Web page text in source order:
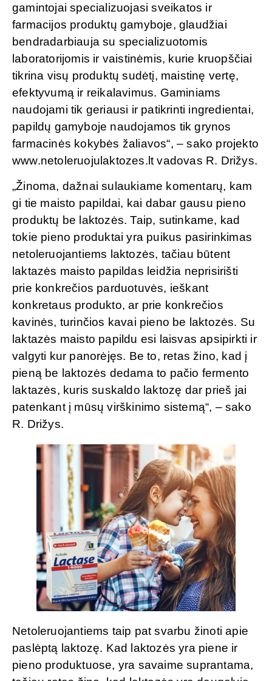
gamintojai specializuojasi sveikatos ir
farmacijos produktų gamyboje, glaudžiai
bendradarbiauja su specializuotomis
laboratorijomis ir vaistinėmis, kurie kruopščiai
tikrina visų produktų sudėtį, maistinę vertę,
efektyvumą ir reikalavimus. Gaminiams
naudojami tik geriausi ir patikrinti ingredientai,
papildų gamyboje naudojamos tik grynos
farmacinės kokybės žaliavos“, – sako projekto
www.netoleruojulaktozes.lt vadovas R. Drižys.
„Žinoma, dažnai sulaukiame komentarų, kam
gi tie maisto papildai, kai dabar gausu pieno
produktų be laktozės. Taip, sutinkame, kad
tokie pieno produktai yra puikus pasirinkimas
netoleruojantiems laktozės, tačiau būtent
laktazės maisto papildas leidžia neprisirišti
prie konkrečios parduotuvės, ieškant
konkretaus produkto, ar prie konkrečios
kavinės, turinčios kavai pieno be laktozės. Su
laktazės maisto papildu esi laisvas apsipirkti ir
valgyti kur panorėjęs. Be to, retas žino, kad į
pieną be laktozės dedama to pačio fermento
laktazės, kuris suskaldo laktozę dar prieš jai
patenkant į mūsų virškinimo sistemą“, – sako
R. Drižys.
Netoleruojantiems taip pat svarbu žinoti apie
paslėptą laktozę. Kad laktozės yra piene ir
pieno produktuose, yra savaime suprantama,